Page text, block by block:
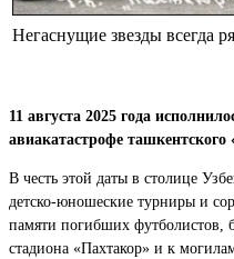
Негаснущие звезды всегда
11 августа 2025 года
авиакатастрофе ташкентского
В честь этой даты в столице
детско-юношеские турниры и
памяти погибших футболистов,
стадиона «Пахтакор» и к